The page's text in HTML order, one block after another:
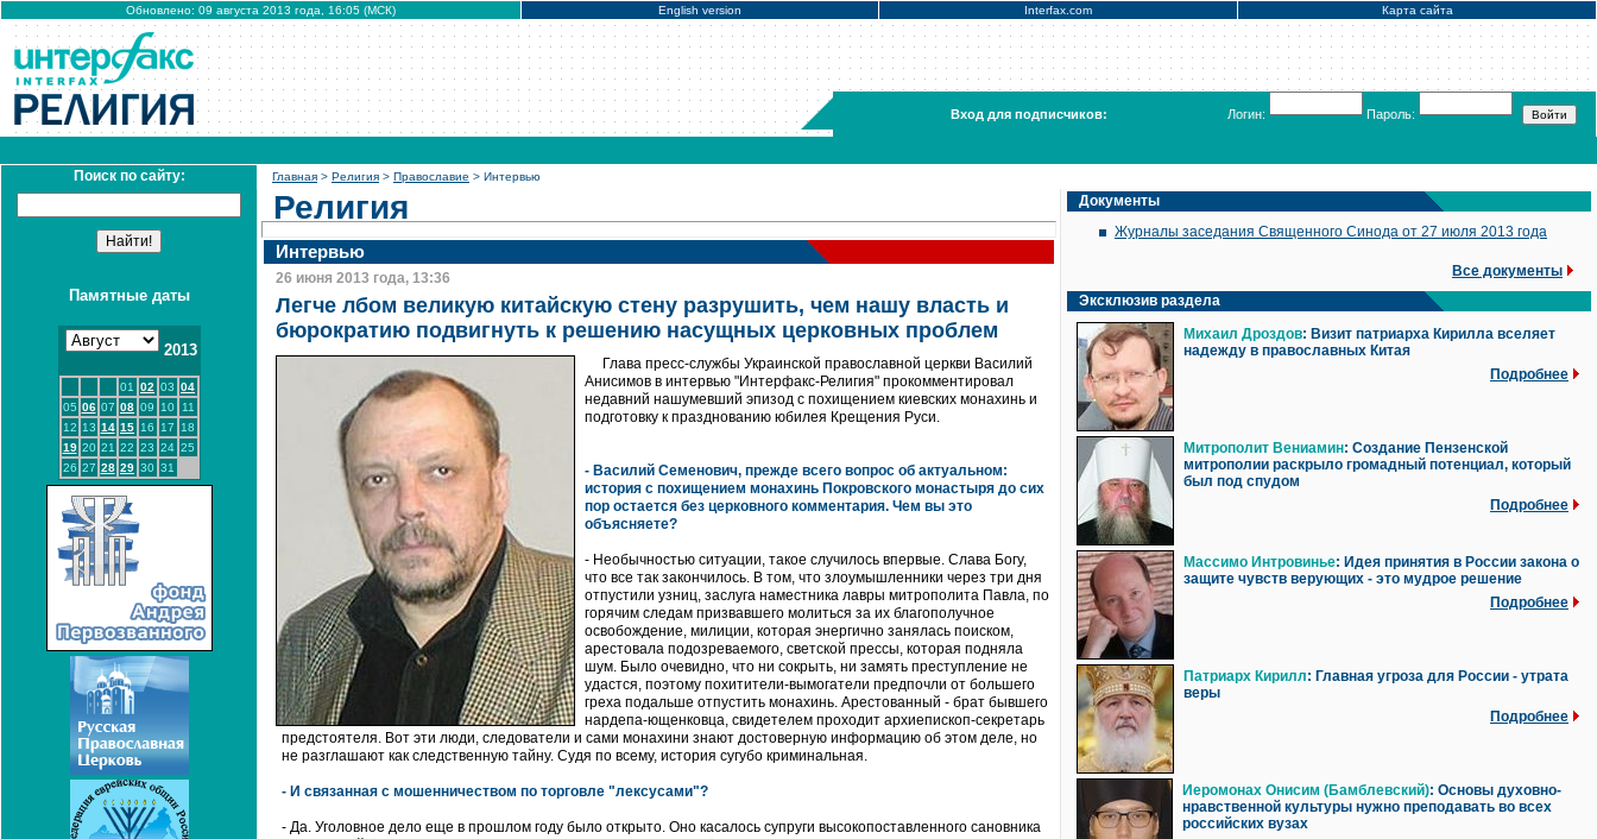
Обновлено: 09 августа 2013 года, 16:05 (МСК) English version Interfax.com Карта сайта
Вход для подписчиков: Логин: Пароль:
Поиск по сайту:
Памятные даты
2013
01 02 03 04
05 06 07 08 09 10
11
12 13 14 15 16 17
18
19 20 21 22 23 24 25
26 27 28 29 30 31
Главная > Религия > Православие > Интервью
Религия
Интервью
26 июня 2013 года, 13:36
Легче лбом великую китайскую стену разрушить, чем нашу власть и
бюрократию подвигнуть к решению насущных церковных проблем
Глава пресс-службы Украинской православной церкви Василий
Анисимов в интервью "Интерфакс-Религия" прокомментировал
недавний нашумевший эпизод с похищением киевских монахинь и
подготовку к празднованию юбилея Крещения Руси.
- Василий Семенович, прежде всего вопрос об актуальном:
история с похищением монахинь Покровского монастыря до сих
пор остается без церковного комментария. Чем вы это
объясняете?
- Необычностью ситуации, такое случилось впервые. Слава Богу,
что все так закончилось. В том, что злоумышленники через три дня
отпустили узниц, заслуга наместника лавры митрополита Павла, по
горячим следам призвавшего молиться за их благополучное
освобождение, милиции, которая энергично занялась поиском,
арестовала подозреваемого, светской прессы, которая подняла
шум. Было очевидно, что ни сокрыть, ни замять преступление не
удастся, поэтому похитители-вымогатели предпочли от большего
греха подальше отпустить монахинь. Арестованный - брат бывшего
нардепа-ющенковца, свидетелем проходит архиепископ-секретарь
предстоятеля. Вот эти люди, следователи и сами монахини знают достоверную информацию об этом деле, но
не разглашают как следственную тайну. Судя по всему, история сугубо криминальная.
- И связанная с мошенничеством по торговле "лексусами"?
- Да. Уголовное дело еще в прошлом году было открыто. Оно касалось супруги высокопоставленного сановника
Документы
Журналы заседания Священного Синода от 27 июля 2013 года
Все документы
Эксклюзив раздела
Михаил Дроздов: Визит патриарха Кирилла вселяет
надежду в православных Китая
Подробнее
Митрополит Вениамин: Создание Пензенской
митрополии раскрыло громадный потенциал, который
был под спудом
Подробнее
Массимо Интровинье: Идея принятия в России закона о
защите чувств верующих - это мудрое решение
Подробнее
Патриарх Кирилл: Главная угроза для России - утрата
веры
Подробнее
Иеромонах Онисим (Бамблевский): Основы духовно-
нравственной культуры нужно преподавать во всех
российских вузах